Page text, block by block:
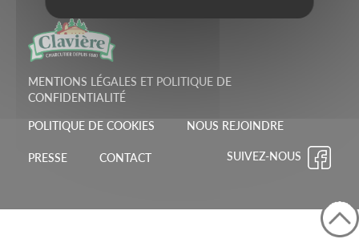
l’article
MENTIONS LÉGALES ET POLITIQUE DE
CONFIDENTIALITÉ
POLITIQUE DE COOKIES NOUS REJOINDRE
PRESSE CONTACT SUIVEZ-NOUS